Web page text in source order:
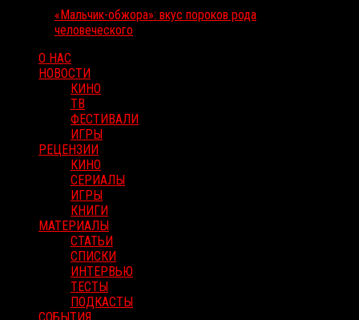
«Мальчик-обжора»: вкус пороков рода
человеческого
О НАС
НОВОСТИ
КИНО
ТВ
ФЕСТИВАЛИ
ИГРЫ
РЕЦЕНЗИИ
КИНО
СЕРИАЛЫ
ИГРЫ
КНИГИ
МАТЕРИАЛЫ
СТАТЬИ
СПИСКИ
ИНТЕРВЬЮ
ТЕСТЫ
ПОДКАСТЫ
СОБЫТИЯ